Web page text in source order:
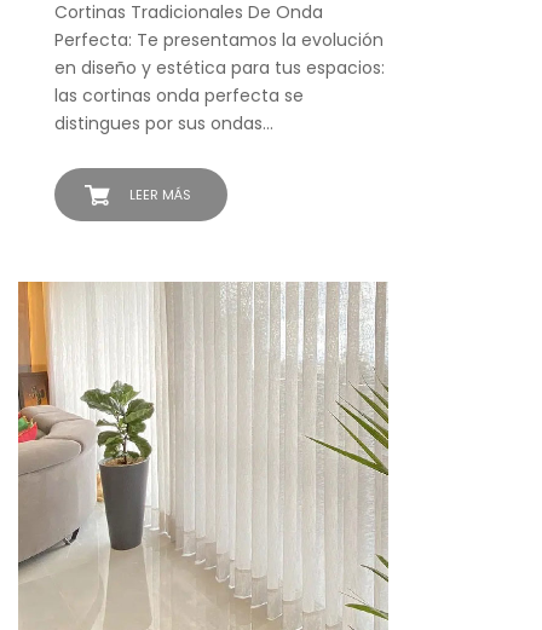
LEER MÁS
Cortinas Tradicionales De Onda
Perfecta: Te presentamos la evolución
en diseño y estética para tus espacios:
las cortinas onda perfecta se
distingues por sus ondas…